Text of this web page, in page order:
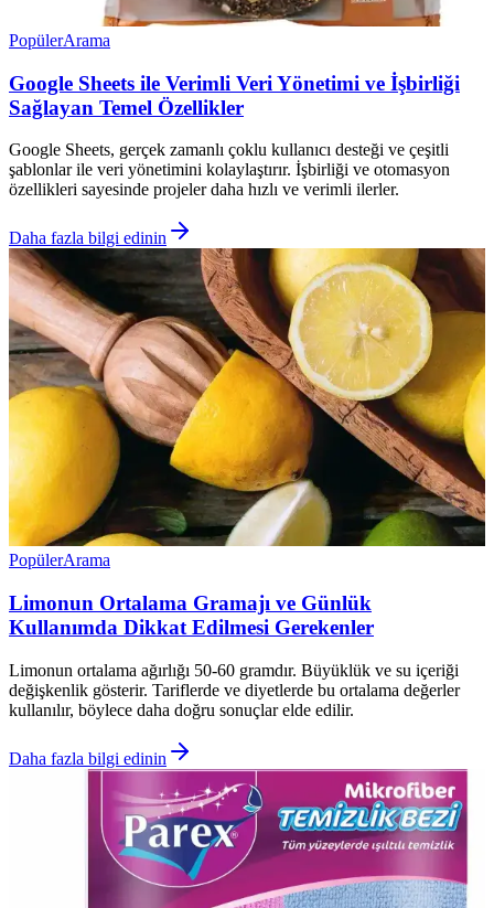
PopülerArama
Google Sheets ile Verimli Veri Yönetimi ve İşbirliği
Sağlayan Temel Özellikler
Google Sheets, gerçek zamanlı çoklu kullanıcı desteği ve çeşitli
şablonlar ile veri yönetimini kolaylaştırır. İşbirliği ve otomasyon
özellikleri sayesinde projeler daha hızlı ve verimli ilerler.
Daha fazla bilgi edinin
PopülerArama
Limonun Ortalama Gramajı ve Günlük
Kullanımda Dikkat Edilmesi Gerekenler
Limonun ortalama ağırlığı 50-60 gramdır. Büyüklük ve su içeriği
değişkenlik gösterir. Tariflerde ve diyetlerde bu ortalama değerler
kullanılır, böylece daha doğru sonuçlar elde edilir.
Daha fazla bilgi edinin